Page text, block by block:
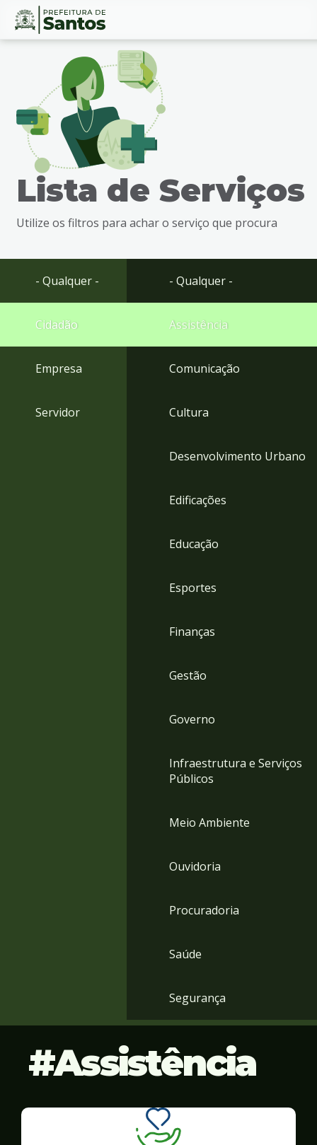
Ir
busca
Ir
rodapé
Conteúdo
Lista de Serviços
Utilize os filtros para achar o serviço que procura
- Qualquer -
Cidadão
Empresa
Servidor
- Qualquer -
Assistência
Comunicação
Cultura
Desenvolvimento Urbano
Edificações
Educação
Esportes
Finanças
Gestão
Governo
Infraestrutura e Serviços
Públicos
Meio Ambiente
Ouvidoria
Procuradoria
Saúde
Segurança
Assistência